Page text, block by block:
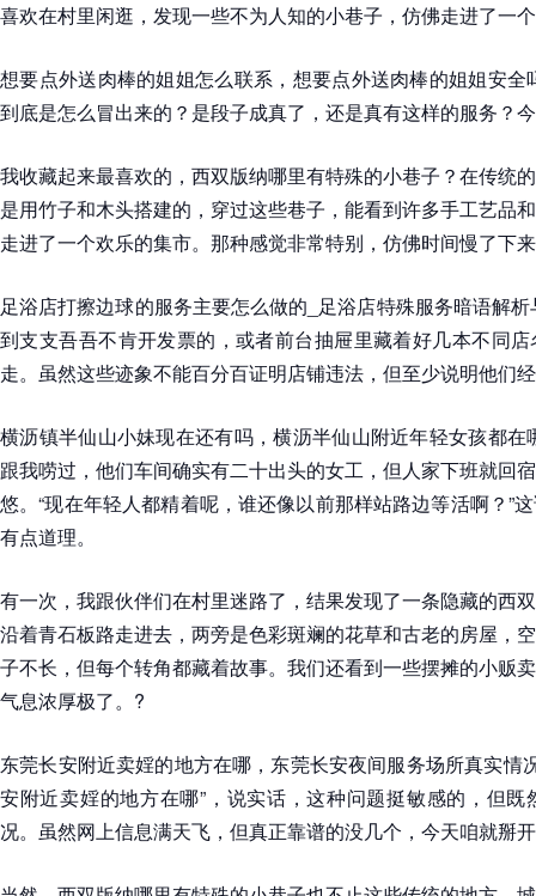
喜欢在村里闲逛，发现一些不为人知的小巷子，仿佛走进了一
想要点外送肉棒的姐姐怎么联系，想要点外送肉棒的姐姐安
到底是怎么冒出来的？是段子成真了，还是真有这样的服务？
我收藏起来最喜欢的，西双版纳哪里有特殊的小巷子？在传统
是用竹子和木头搭建的，穿过这些巷子，能看到许多手工艺品
走进了一个欢乐的集市。那种感觉非常特别，仿佛时间慢了下
足浴店打擦边球的服务主要怎么做的_足浴店特殊服务暗语解
到支支吾吾不肯开发票的，或者前台抽屉里藏着好几本不同
走。虽然这些迹象不能百分百证明店铺违法，但至少说明他们
横沥镇半仙山小妹现在还有吗，横沥半仙山附近年轻女孩都
跟我唠过，他们车间确实有二十出头的女工，但人家下班就回
悠。“现在年轻人都精着呢，谁还像以前那样站路边等活啊？”
有点道理。
有一次，我跟伙伴们在村里迷路了，结果发现了一条隐藏的西
沿着青石板路走进去，两旁是色彩斑斓的花草和古老的房屋，
子不长，但每个转角都藏着故事。我们还看到一些摆摊的小贩
气息浓厚极了。?
东莞长安附近卖婬的地方在哪，东莞长安夜间服务场所真实情
安附近卖婬的地方在哪”，说实话，这种问题挺敏感的，但
况。虽然网上信息满天飞，但真正靠谱的没几个，今天咱就掰